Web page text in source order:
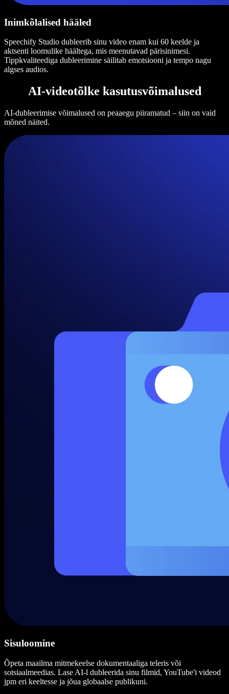
Inimkõlalised hääled
Speechify Studio dubleerib sinu video enam kui 60 keelde ja
aktsenti loomulike häältega, mis meenutavad pärisinimesi.
Tippkvaliteediga dubleerimine säilitab emotsiooni ja tempo nagu
algses audios.
AI-videotõlke kasutusvõimalused
AI-dubleerimise võimalused on peaaegu piiramatud – siin on vaid
mõned näited.
Sisuloomine
Õpeta maailma mitmekeelse dokumentaaliga teleris või
sotsiaalmeedias. Lase AI-l dubleerida sinu filmid, YouTube'i videod
jpm eri keeltesse ja jõua globaalse publikuni.